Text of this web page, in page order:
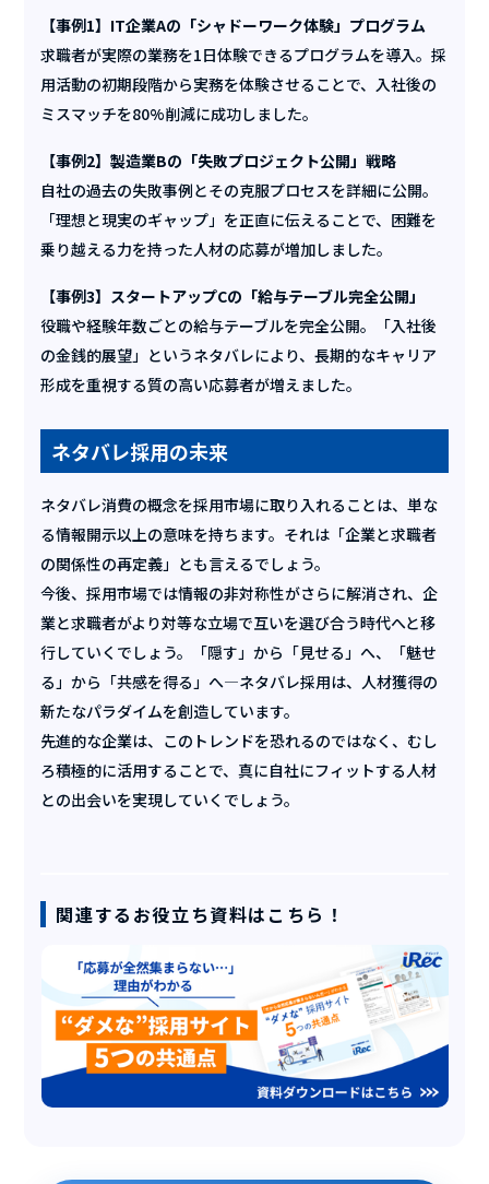
【事例1】IT企業Aの「シャドーワーク体験」プログラム
求職者が実際の業務を1日体験できるプログラムを導入。採
用活動の初期段階から実務を体験させることで、入社後の
ミスマッチを80%削減に成功しました。
【事例2】製造業Bの「失敗プロジェクト公開」戦略
自社の過去の失敗事例とその克服プロセスを詳細に公開。
「理想と現実のギャップ」を正直に伝えることで、困難を
乗り越える力を持った人材の応募が増加しました。
【事例3】スタートアップCの「給与テーブル完全公開」
役職や経験年数ごとの給与テーブルを完全公開。「入社後
の金銭的展望」というネタバレにより、長期的なキャリア
形成を重視する質の高い応募者が増えました。
ネタバレ採用の未来
ネタバレ消費の概念を採用市場に取り入れることは、単な
る情報開示以上の意味を持ちます。それは「企業と求職者
の関係性の再定義」とも言えるでしょう。
今後、採用市場では情報の非対称性がさらに解消され、企
業と求職者がより対等な立場で互いを選び合う時代へと移
行していくでしょう。「隠す」から「見せる」へ、「魅せ
る」から「共感を得る」へ—ネタバレ採用は、人材獲得の
新たなパラダイムを創造しています。
先進的な企業は、このトレンドを恐れるのではなく、むし
ろ積極的に活用することで、真に自社にフィットする人材
との出会いを実現していくでしょう。
関連するお役立ち資料はこちら！